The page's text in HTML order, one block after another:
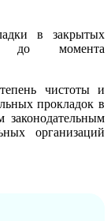
в закрытых
до момента
чистоты и
прокладок в
законодательным
организаций